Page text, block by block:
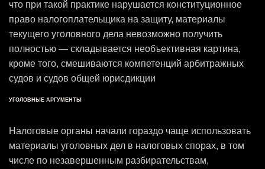
что при такой практике нарушается конституционное
право налогоплательщика на защиту, материалы
текущего уголовного дела невозможно получить
полностью — складывается необъективная картина,
кроме того, смешиваются компетенций арбитражных
судов и судов общей юрисдикции
УГОЛОВНЫЕ АРГУМЕНТЫ
Налоговые органы начали гораздо чаще использовать
материалы уголовных дел в налоговых спорах, в том
числе по незавершенным разбирательствам,